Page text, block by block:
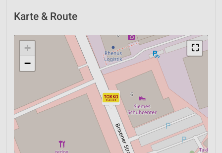
Karte & Route
⛶
+
−